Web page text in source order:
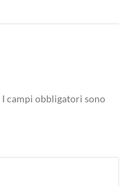
I campi obbligatori sono